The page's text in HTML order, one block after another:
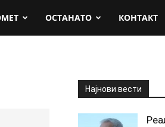
ОСТАНАТО КОНТАКТ
Најнови вести